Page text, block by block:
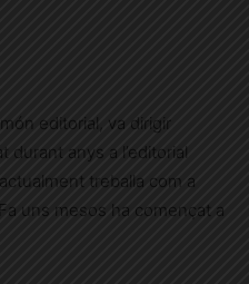
editorial, va dirigir
durant anys a l’editorial
treballa com a
uns mesos ha començat a